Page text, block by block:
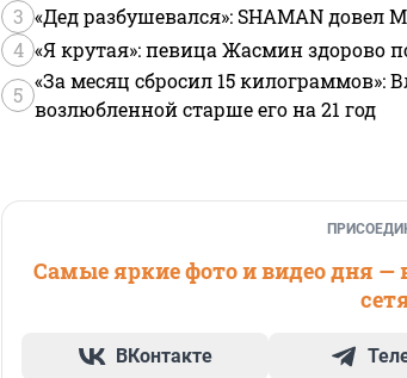
3 «Дед разбушевался»: SHAMAN
4 «Я крутая»: певица Жасмин здорово
5
«За месяц сбросил 15 килограммов»:
возлюбленной старше его на 21 год
Самые яркие фото и видео дня
ВКонтакте